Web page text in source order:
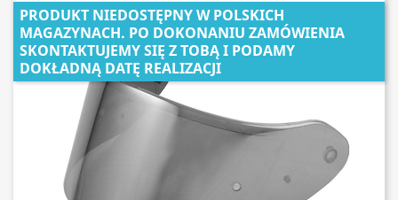
PRODUKT NIEDOSTĘPNY W POLSKICH
MAGAZYNACH. PO DOKONANIU ZAMÓWIENIA
SKONTAKTUJEMY SIĘ Z TOBĄ I PODAMY
DOKŁADNĄ DATĘ REALIZACJI